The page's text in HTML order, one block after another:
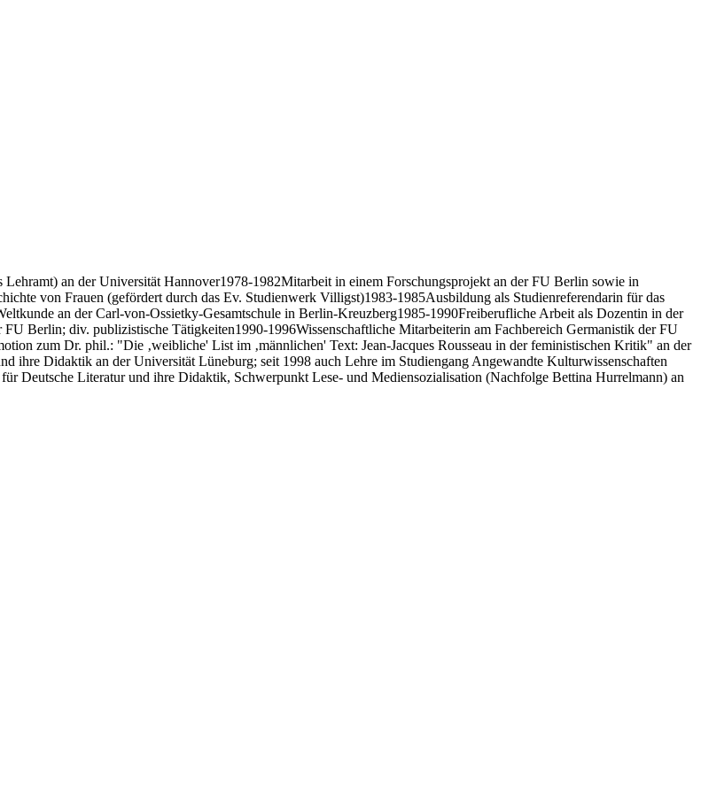
an der Universität Hannover1978-1982Mitarbeit in einem Forschungsprojekt an der FU Berlin sowie in
von Frauen (gefördert durch das Ev. Studienwerk Villigst)1983-1985Ausbildung als Studienreferendarin für das
an der Carl-von-Ossietky-Gesamtschule in Berlin-Kreuzberg1985-1990Freiberufliche Arbeit als Dozentin in der
Berlin; div. publizistische Tätigkeiten1990-1996Wissenschaftliche Mitarbeiterin am Fachbereich Germanistik der FU
zum Dr. phil.: "Die ‚weibliche' List im ‚männlichen' Text: Jean-Jacques Rousseau in der feministischen Kritik" an der
ihre Didaktik an der Universität Lüneburg; seit 1998 auch Lehre im Studiengang Angewandte Kulturwissenschaften
Deutsche Literatur und ihre Didaktik, Schwerpunkt Lese- und Mediensozialisation (Nachfolge Bettina Hurrelmann) an